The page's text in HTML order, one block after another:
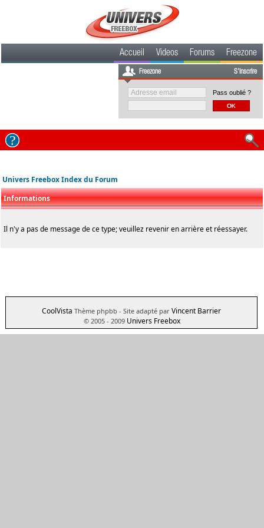
Accueil Videos Forums Freezone
Freezone S'inscrire
Pass oublié ?
Univers Freebox Index du Forum
Informations
Il n'y a pas de message de ce type; veuillez revenir en arrière et réessayer.
CoolVista Thème phpbb - Site adapté par Vincent Barrier
© 2005 - 2009 Univers Freebox